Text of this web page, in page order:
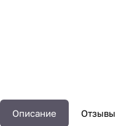
Описание Отзывы